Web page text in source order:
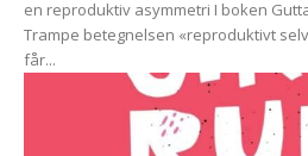
en reproduktiv asymmetri I boken
Trampe betegnelsen «reproduktivt
får...